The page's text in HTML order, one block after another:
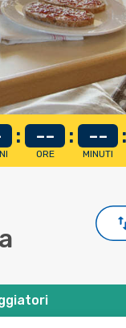
: --
ORE
: --
MINUTI
: